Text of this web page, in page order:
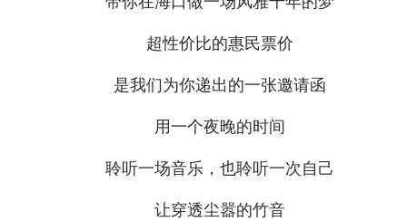
超性价比的惠民票价
是我们为你递出的一张邀请函
用一个夜晚的时间
聆听一场音乐，也聆听一次自己
让穿透尘嚣的竹音